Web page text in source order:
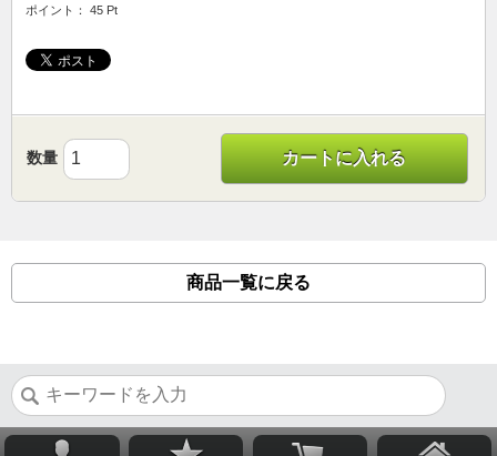
ポイント： 45 Pt
数量 カートに入れる
商品一覧に戻る